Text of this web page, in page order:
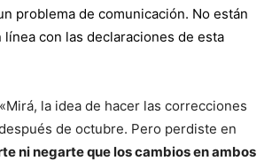
problema de comunicación. No están
línea con las declaraciones de esta
la idea de hacer las correcciones
de octubre. Pero perdiste en
ni negarte que los cambios en ambos